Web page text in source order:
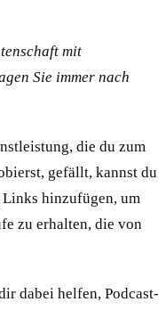
mit
Sie immer nach
die du zum
gefällt, kannst du
hinzufügen, um
zu erhalten, die von
dabei helfen, Podcast-